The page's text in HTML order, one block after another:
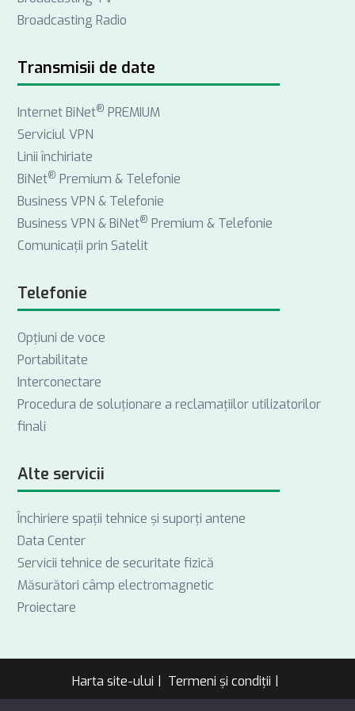
o
k
d
n
g
a
m
Broadcasting Radio
Transmisii de date
Internet BiNet® PREMIUM
Serviciul VPN
Linii închiriate
BiNet® Premium & Telefonie
Business VPN & Telefonie
Business VPN & BiNet® Premium & Telefonie
Comunicații prin Satelit
Telefonie
Opţiuni de voce
Portabilitate
Interconectare
Procedura de soluționare a reclamațiilor utilizatorilor
finali
Alte servicii
Închiriere spații tehnice și suporți antene
Data Center
Servicii tehnice de securitate fizică
Măsurători câmp electromagnetic
Proiectare
Harta site-ului
Termeni și condiții